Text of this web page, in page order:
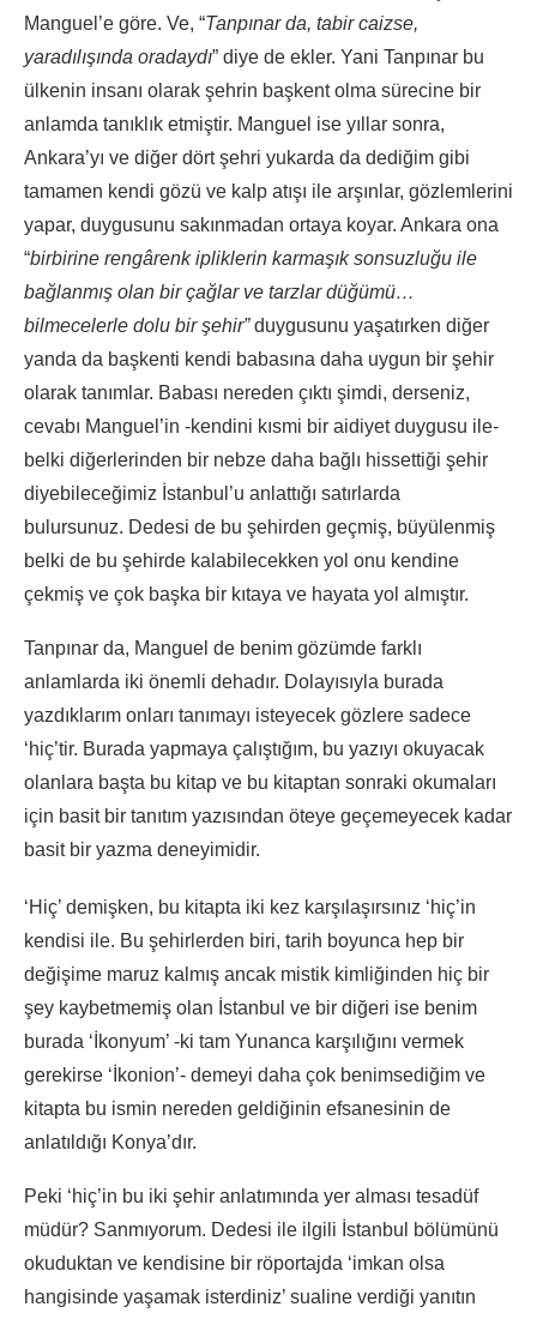
Manguel’e göre. Ve, “Tanpınar da, tabir caizse,
yaradılışında oradaydı” diye de ekler. Yani Tanpınar bu
ülkenin insanı olarak şehrin başkent olma sürecine bir
anlamda tanıklık etmiştir. Manguel ise yıllar sonra,
Ankara’yı ve diğer dört şehri yukarda da dediğim gibi
tamamen kendi gözü ve kalp atışı ile arşınlar, gözlemlerini
yapar, duygusunu sakınmadan ortaya koyar. Ankara ona
“birbirine rengârenk ipliklerin karmaşık sonsuzluğu ile
bağlanmış olan bir çağlar ve tarzlar düğümü…
bilmecelerle dolu bir şehir”duygusunu yaşatırken diğer
yanda da başkenti kendi babasına daha uygun bir şehir
olarak tanımlar. Babası nereden çıktı şimdi, derseniz,
cevabı Manguel’in -kendini kısmi bir aidiyet duygusu ile-
belki diğerlerinden bir nebze daha bağlı hissettiği şehir
diyebileceğimiz İstanbul’u anlattığı satırlarda
bulursunuz. Dedesi de bu şehirden geçmiş, büyülenmiş
belki de bu şehirde kalabilecekken yol onu kendine
çekmiş ve çok başka bir kıtaya ve hayata yol almıştır.
Tanpınar da, Manguel de benim gözümde farklı
anlamlarda iki önemli dehadır. Dolayısıyla burada
yazdıklarım onları tanımayı isteyecek gözlere sadece
‘hiç’tir. Burada yapmaya çalıştığım, bu yazıyı okuyacak
olanlara başta bu kitap ve bu kitaptan sonraki okumaları
için basit bir tanıtım yazısından öteye geçemeyecek kadar
basit bir yazma deneyimidir.
‘Hiç’ demişken, bu kitapta iki kez karşılaşırsınız ‘hiç’in
kendisi ile. Bu şehirlerden biri, tarih boyunca hep bir
değişime maruz kalmış ancak mistik kimliğinden hiç bir
şey kaybetmemiş olan İstanbul ve bir diğeri ise benim
burada ‘İkonyum’ -ki tam Yunanca karşılığını vermek
gerekirse ‘İkonion’- demeyi daha çok benimsediğim ve
kitapta bu ismin nereden geldiğinin efsanesinin de
anlatıldığı Konya’dır.
Peki ‘hiç’in bu iki şehir anlatımında yer alması tesadüf
müdür? Sanmıyorum. Dedesi ile ilgili İstanbul bölümünü
okuduktan ve kendisine bir röportajda ‘imkan olsa
hangisinde yaşamak isterdiniz’ sualine verdiği yanıtın